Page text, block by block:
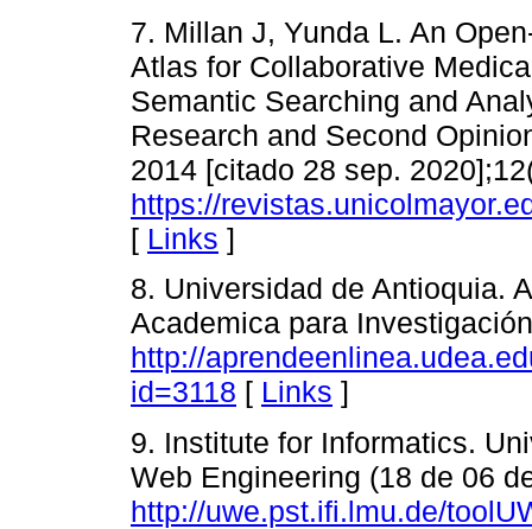
7. Millan J, Yunda L. An
Atlas for Collaborative
Semantic Searching and
Research and Second
2014 [citado 28 sep.
https://
[ Links ]
8. Universidad de Antioquia.
Academica para
http://
id=3118 [ Links ]
9. Institute for Informatics.
Web Engineering (18 de 06
http://uwe.pst.ifi.lmu.de/